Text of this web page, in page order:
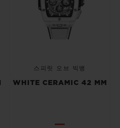
스피릿 오브 빅뱅
WHITE CERAMIC 42 MM